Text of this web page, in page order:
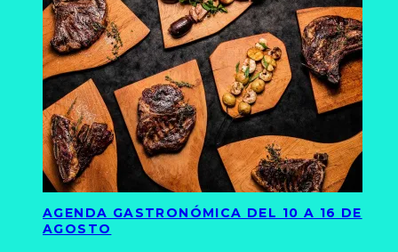
AGENDA GASTRONÓMICA DEL 10 A 16 DE
AGOSTO